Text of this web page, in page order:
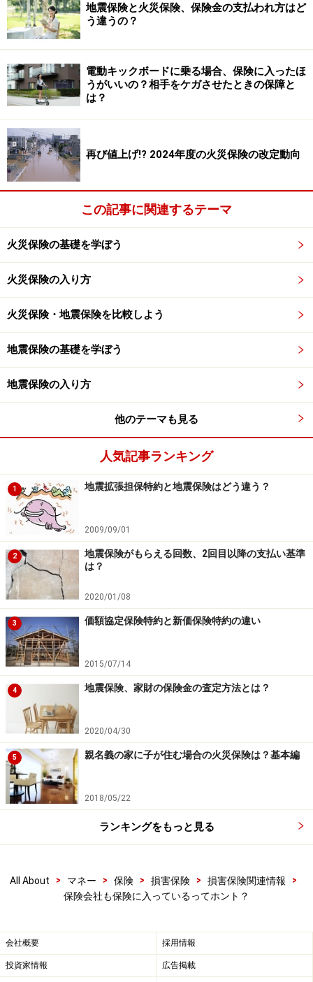
地震保険と火災保険、保険金の支払われ方はど
う違うの？
電動キックボードに乗る場合、保険に入ったほ
うがいいの？相手をケガさせたときの保障と
は？
再び値上げ!? 2024年度の火災保険の改定動向
この記事に関連するテーマ
火災保険の基礎を学ぼう
火災保険の入り方
火災保険・地震保険を比較しよう
地震保険の基礎を学ぼう
地震保険の入り方
他のテーマも見る
人気記事ランキング
1 地震拡張担保特約と地震保険はどう違う？
2009/09/01
2
地震保険がもらえる回数、2回目以降の支払い基準
は？
2020/01/08
3 価額協定保険特約と新価保険特約の違い
2015/07/14
4 地震保険、家財の保険金の査定方法とは？
2020/04/30
5 親名義の家に子が住む場合の火災保険は？基本編
2018/05/22
ランキングをもっと見る
All About > マネー > 保険 > 損害保険 > 損害保険関連情報
>
保険会社も保険に入っているってホント？
会社概要 採用情報
投資家情報 広告掲載